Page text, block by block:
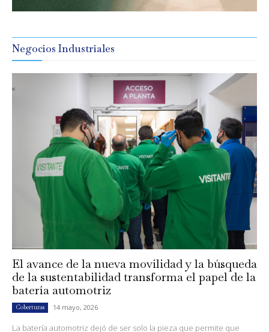
Negocios Industriales
El avance de la nueva movilidad y la búsqueda
de la sustentabilidad transforma el papel de la
batería automotriz
Coberturas 14 mayo, 2026
La batería automotriz dejó de ser solo la pieza que permite que